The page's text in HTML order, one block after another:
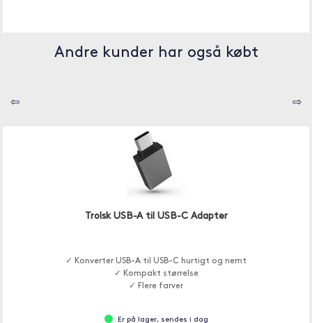
Andre kunder har også købt
⇦ ⇨
Trolsk USB-A til USB-C Adapter
✓ Konverter USB-A til USB-C hurtigt og nemt
✓ Kompakt størrelse
✓ Flere farver
Er på lager, sendes i dag